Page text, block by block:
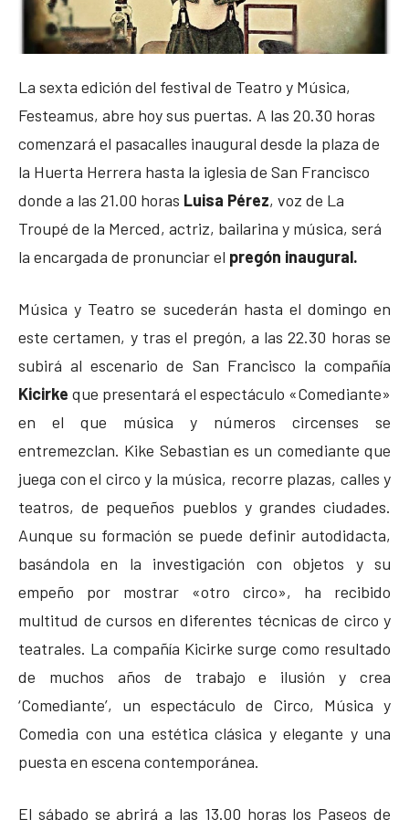
La sexta edición del festival de Teatro y Música,
Festeamus, abre hoy sus puertas. A las 20.30 horas
comenzará el pasacalles inaugural desde la plaza de
la Huerta Herrera hasta la iglesia de San Francisco
donde a las 21.00 horas Luisa Pérez, voz de La
Troupé de la Merced, actriz, bailarina y música, será
la encargada de pronunciar el pregón inaugural.
Música y Teatro se sucederán hasta el domingo en
este certamen, y tras el pregón, a las 22.30 horas se
subirá al escenario de San Francisco la compañía
Kicirke que presentará el espectáculo «Comediante»
en el que música y números circenses se
entremezclan. Kike Sebastian es un comediante que
juega con el circo y la música, recorre plazas, calles y
teatros, de pequeños pueblos y grandes ciudades.
Aunque su formación se puede definir autodidacta,
basándola en la investigación con objetos y su
empeño por mostrar «otro circo», ha recibido
multitud de cursos en diferentes técnicas de circo y
teatrales. La compañía Kicirke surge como resultado
de muchos años de trabajo e ilusión y crea
‘Comediante’, un espectáculo de Circo, Música y
Comedia con una estética clásica y elegante y una
puesta en escena contemporánea.
El sábado se abrirá a las 13.00 horas los Paseos de